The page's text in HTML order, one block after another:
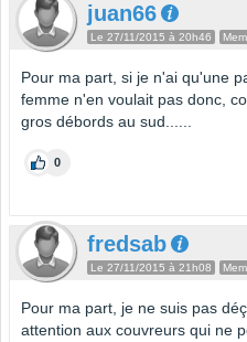
juan66
Le 27/11/2015 à 20h46
Pour ma part, si je n'ai qu'une
femme n'en voulait pas donc,
gros débords au sud......
0
fredsab
Le 27/11/2015 à 21h08
Pour ma part, je ne suis pas
attention aux couvreurs qui ne